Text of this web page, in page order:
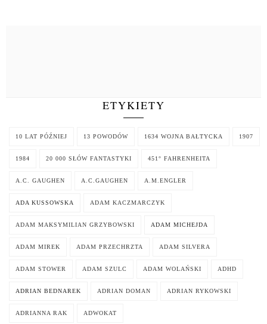
ETYKIETY
10 LAT PÓŹNIEJ 13 POWODÓW 1634 WOJNA BAŁTYCKA 1907
1984 20 000 SŁÓW FANTASTYKI 451° FAHRENHEITA
A.C. GAUGHEN A.C.GAUGHEN A.M.ENGLER
ADA KUSSOWSKA ADAM KACZMARCZYK
ADAM MAKSYMILIAN GRZYBOWSKI ADAM MICHEJDA
ADAM MIREK ADAM PRZECHRZTA ADAM SILVERA
ADAM STOWER ADAM SZULC ADAM WOLAŃSKI ADHD
ADRIAN BEDNAREK ADRIAN DOMAN ADRIAN RYKOWSKI
ADRIANNA RAK ADWOKAT